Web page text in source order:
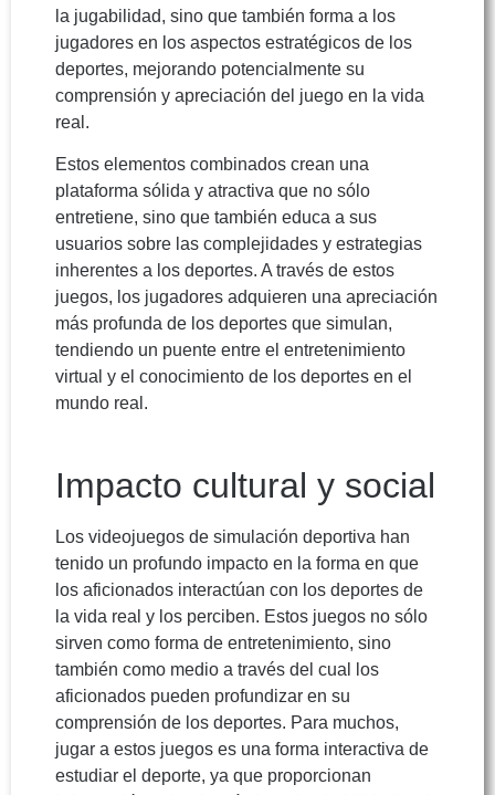
la jugabilidad, sino que también forma a los
jugadores en los aspectos estratégicos de los
deportes, mejorando potencialmente su
comprensión y apreciación del juego en la vida
real.
Estos elementos combinados crean una
plataforma sólida y atractiva que no sólo
entretiene, sino que también educa a sus
usuarios sobre las complejidades y estrategias
inherentes a los deportes. A través de estos
juegos, los jugadores adquieren una apreciación
más profunda de los deportes que simulan,
tendiendo un puente entre el entretenimiento
virtual y el conocimiento de los deportes en el
mundo real.
Impacto cultural y social
Los videojuegos de simulación deportiva han
tenido un profundo impacto en la forma en que
los aficionados interactúan con los deportes de
la vida real y los perciben. Estos juegos no sólo
sirven como forma de entretenimiento, sino
también como medio a través del cual los
aficionados pueden profundizar en su
comprensión de los deportes. Para muchos,
jugar a estos juegos es una forma interactiva de
estudiar el deporte, ya que proporcionan